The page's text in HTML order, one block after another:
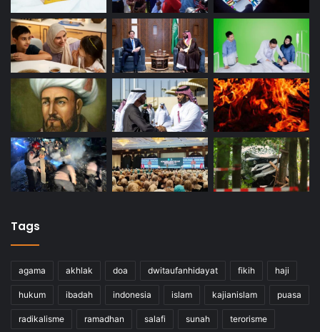
Tags
agama akhlak doa dwitaufanhidayat fikih haji
hukum ibadah indonesia islam kajianislam puasa
radikalisme ramadhan salafi sunah terorisme